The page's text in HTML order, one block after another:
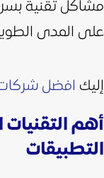
مشاكل تقنية
على المدى
إليك افضل
أهم
التطبيقات